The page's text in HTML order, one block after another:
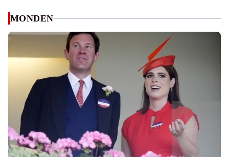
MONDEN